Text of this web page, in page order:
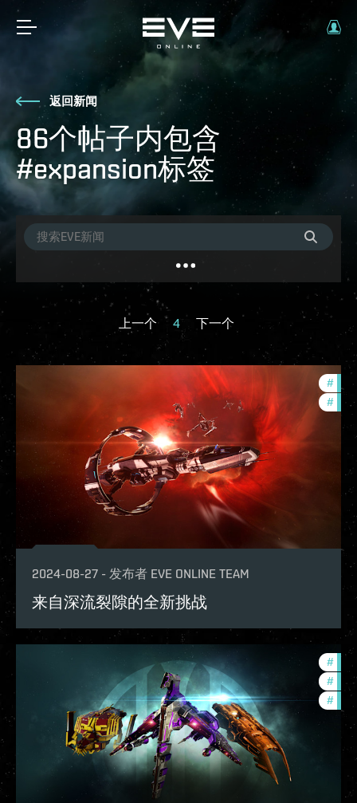
返回新闻
86个帖子内包含
#expansion标签
上一个 4 下一个
#
# in-
2024-08-27 - 发布者 EVE ONLINE TEAM
来自深流裂隙的全新挑战
#
#
#